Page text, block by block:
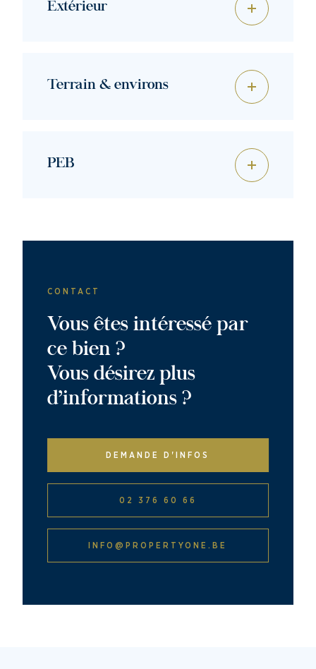
Extérieur
Terrain & environs
PEB
CONTACT
Vous êtes intéressé par
ce bien ?
Vous désirez plus
d’informations ?
DEMANDE D'INFOS
02 376 60 66
INFO@PROPERTYONE.BE